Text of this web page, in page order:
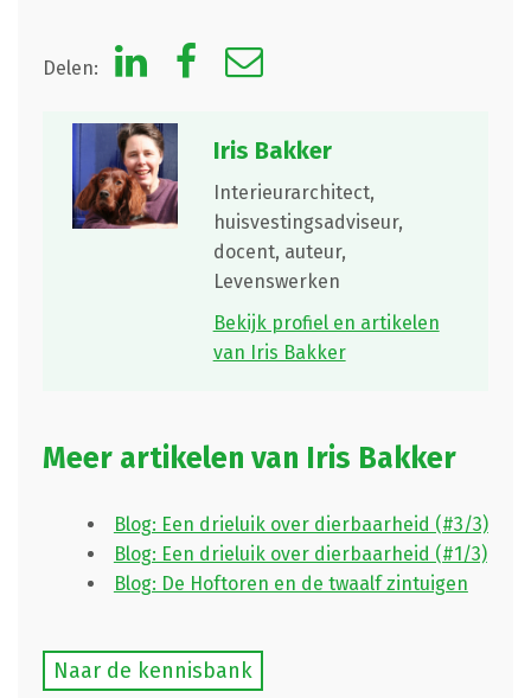
Delen:
Iris Bakker
Interieurarchitect,
huisvestingsadviseur,
docent, auteur,
Levenswerken
Bekijk profiel en artikelen
van Iris Bakker
Meer artikelen van Iris Bakker
Blog: Een drieluik over dierbaarheid (#3/3)
Blog: Een drieluik over dierbaarheid (#1/3)
Blog: De Hoftoren en de twaalf zintuigen
Naar de kennisbank